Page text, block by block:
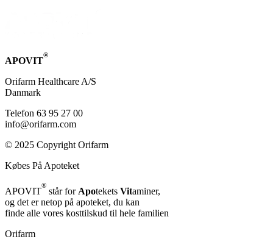
APOVIT
®
Orifarm Healthcare A/S
Danmark
Telefon 63 95 27 00
info@orifarm.com
© 2025 Copyright Orifarm
Købes På Apoteket
APOVIT
®
står for Apotekets Vitaminer,
og det er netop på apoteket, du kan
finde alle vores kosttilskud til hele familien
Orifarm